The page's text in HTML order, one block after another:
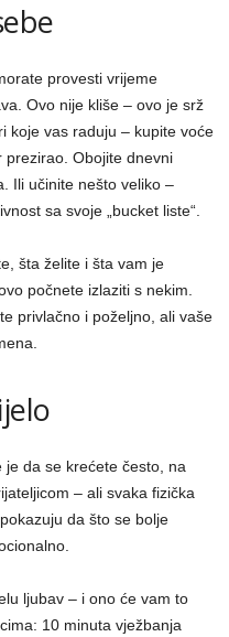
provesti vrijeme
Ovo nije kliše – ovo je srž
koje vas raduju – kupite voće
prezirao. Obojite dnevni
Ili učinite nešto veliko –
sa svoje „bucket liste“.
šta želite i šta vam je
počnete izlaziti s nekim.
privlačno i poželjno, ali vaše
je da se krećete često, na
– ali svaka fizička
da što se bolje
ljubav – i ono će vam to
10 minuta vježbanja